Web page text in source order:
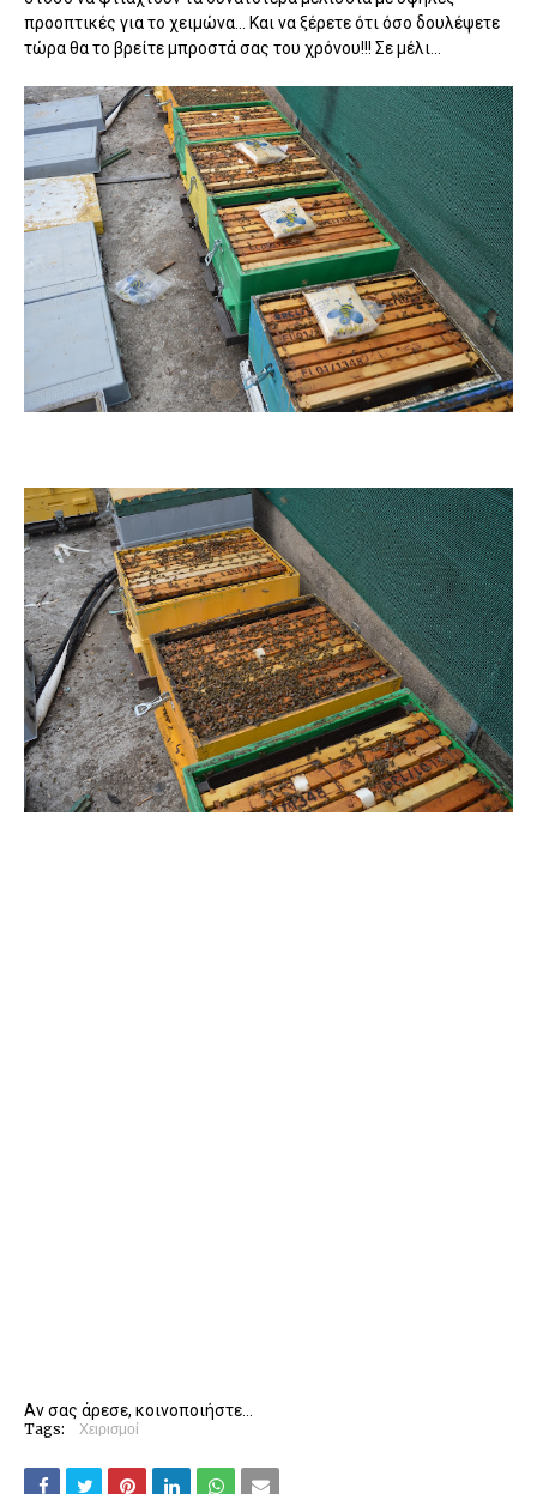
προοπτικές για το χειμώνα... Και να ξέρετε ότι όσο δουλέψετε
τώρα θα το βρείτε μπροστά σας του χρόνου!!! Σε μέλι...
Αν σας άρεσε, κοινοποιήστε...
Tags: Χειρισμοί